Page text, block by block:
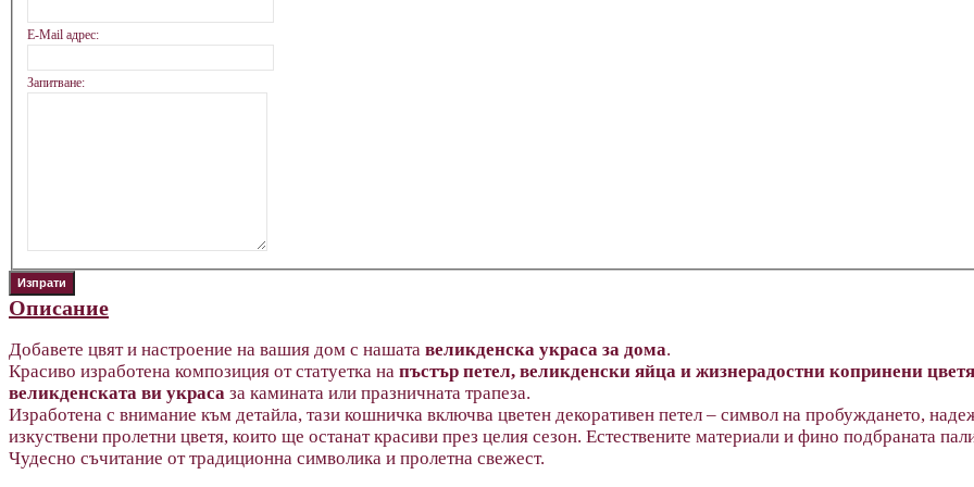
E-Mail адрес:
Запитване:
Описание
Добавете цвят и настроение на вашия дом с нашата великденска украса за дома.
Красиво изработена композиция от статуетка на пъстър петел, великденски яйца и жизнерадостни копринени цветя
великденската ви украса за камината или празничната трапеза.
Изработена с внимание към детайла, тази кошничка включва цветен декоративен петел – символ на пробуждането,
изкуствени пролетни цветя, които ще останат красиви през целия сезон. Естествените материали и фино подбраната
Чудесно съчитание от традиционна символика и пролетна свежест.